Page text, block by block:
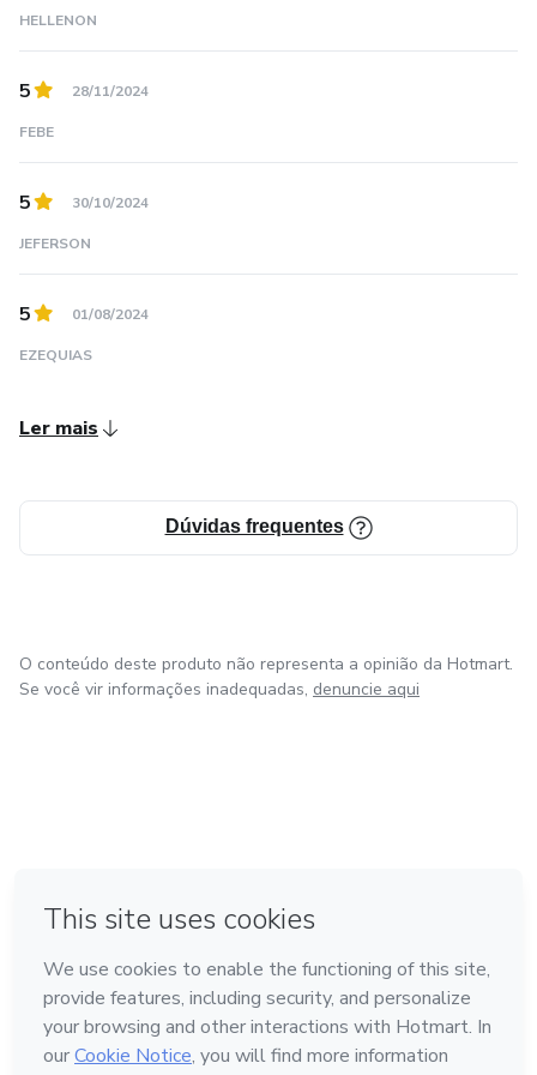
HELLENON
5 28/11/2024
FEBE
5 30/10/2024
JEFERSON
5 01/08/2024
EZEQUIAS
Ler mais
Dúvidas frequentes
O conteúdo deste produto não representa a opinião da Hotmart.
Se você vir informações inadequadas, denuncie aqui
Feito com ❤ em Bogotá
Conheça a Hotmart